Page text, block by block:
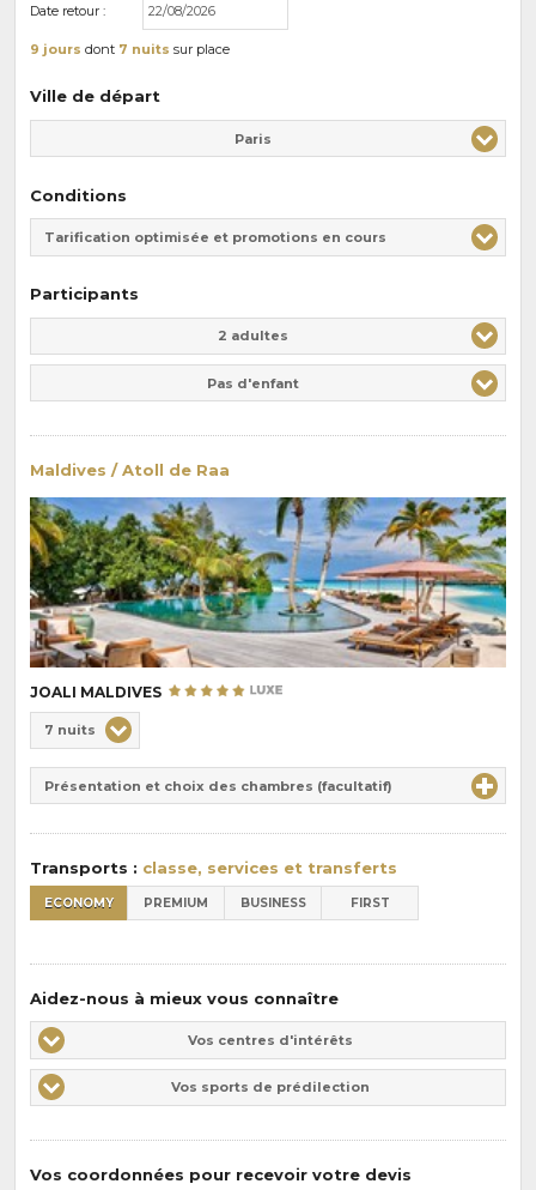
Date retour :
9 jours dont 7 nuits sur place
Ville de départ
Paris
Conditions
Tarification optimisée et promotions en cours
Participants
2 adultes
Pas d'enfant
Maldives / Atoll de Raa
JOALI MALDIVES
de
pension
:
Durée
7 nuits
Présentation et choix des chambres (facultatif)
Transports : classe, services et transferts
ECONOMY PREMIUM BUSINESS FIRST
Aidez-nous à mieux vous connaître
Vos
centres
d'intérêts
Vos centres d'intérêts
Vos
sports
Vos sports de prédilection
Vos coordonnées pour recevoir votre devis